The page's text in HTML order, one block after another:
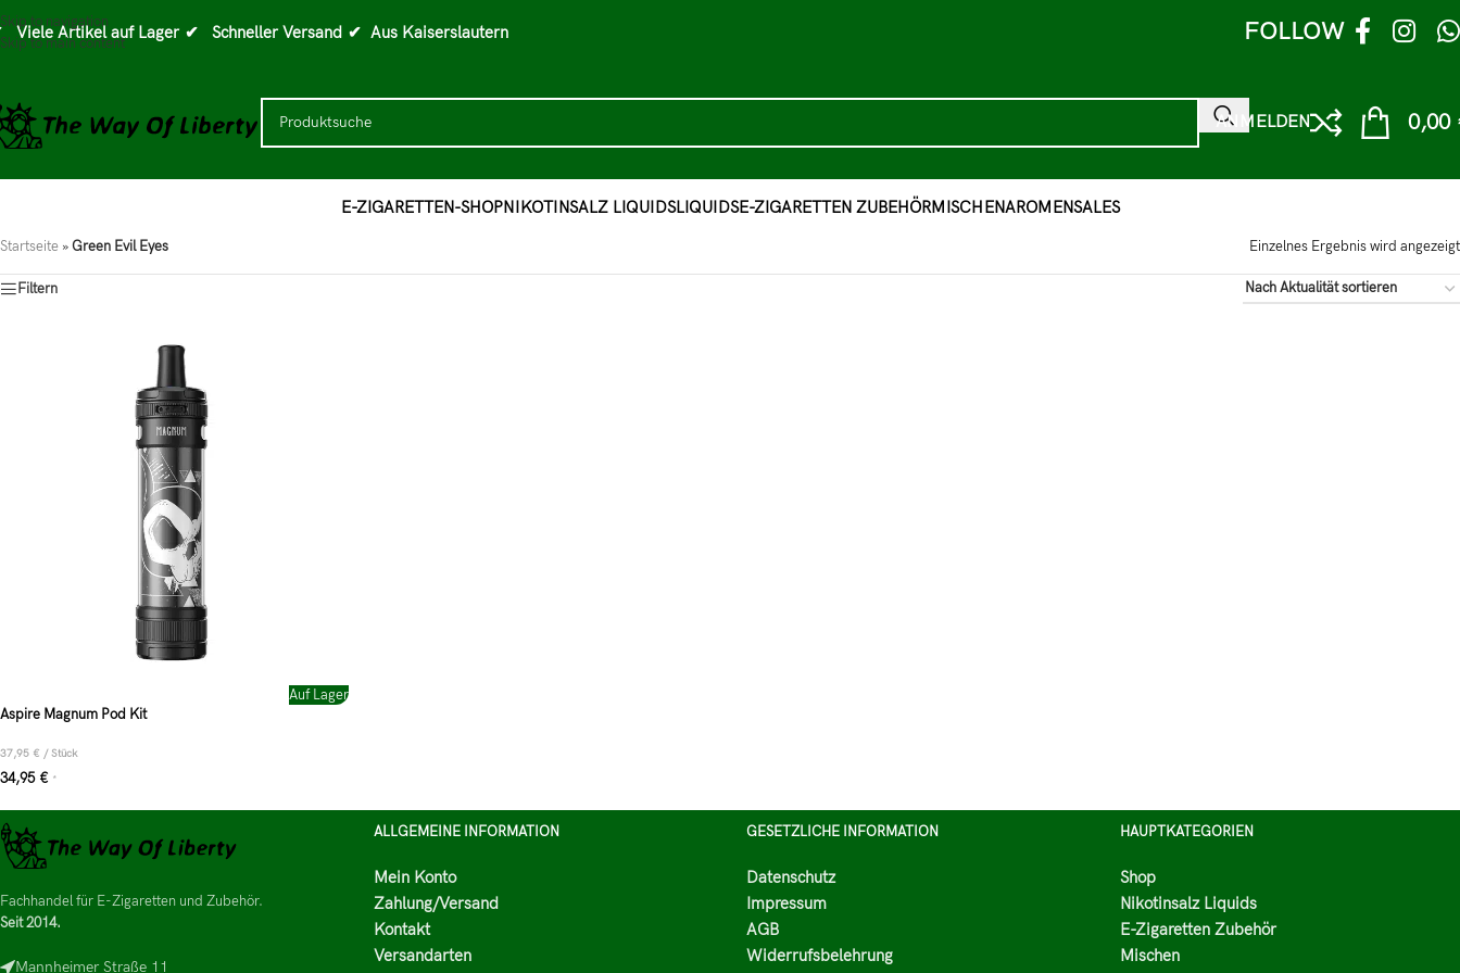
Skip to navigation
Skip to main content
Viele Artikel auf Lager ✔ Schneller Versand ✔ Aus Kaiserslautern FOLLOW
ANMELDEN 0,00
E-ZIGARETTEN-SHOPNIKOTINSALZ LIQUIDSLIQUIDSE-ZIGARETTEN ZUBEHÖRMISCHENAROMENSALES
Startseite »Green Evil Eyes Einzelnes Ergebnis wird angezeigt
Filtern
Auf Lager
Aspire Magnum Pod Kit
37,95 € /Stück
34,95 € *
Fachhandel für E-Zigaretten und Zubehör.
Seit 2014.
Mannheimer Straße 11
ALLGEMEINE INFORMATION
Mein Konto
Zahlung/Versand
Kontakt
Versandarten
GESETZLICHE INFORMATION
Datenschutz
Impressum
AGB
Widerrufsbelehrung
HAUPTKATEGORIEN
Shop
Nikotinsalz Liquids
E-Zigaretten Zubehör
Mischen